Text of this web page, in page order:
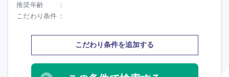
推奨年齢
こだわり条件
こだわり条件を追加する